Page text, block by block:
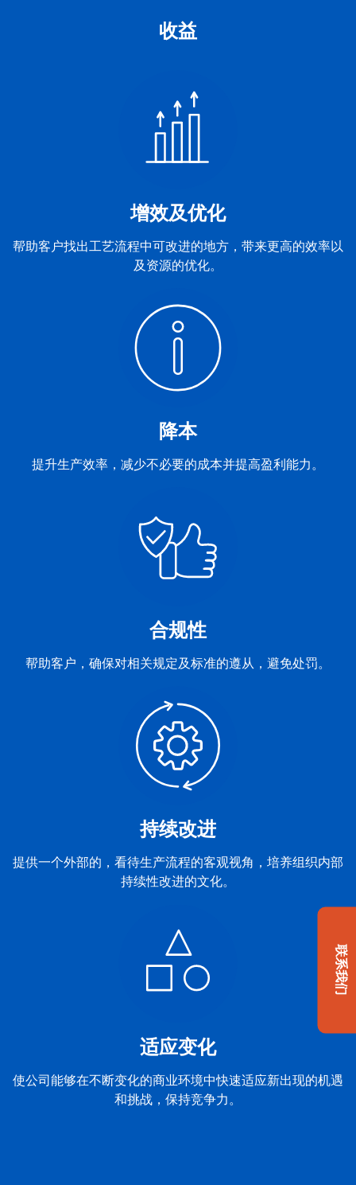
收益
增效及优化
帮助客户找出工艺流程中可改进的地方，带来更高的效率以
及资源的优化。
降本
提升生产效率，减少不必要的成本并提高盈利能力。
合规性
帮助客户，确保对相关规定及标准的遵从，避免处罚。
持续改进
提供一个外部的，看待生产流程的客观视角，培养组织内部
持续性改进的文化。
适应变化
使公司能够在不断变化的商业环境中快速适应新出现的机遇
和挑战，保持竞争力。
联系我们